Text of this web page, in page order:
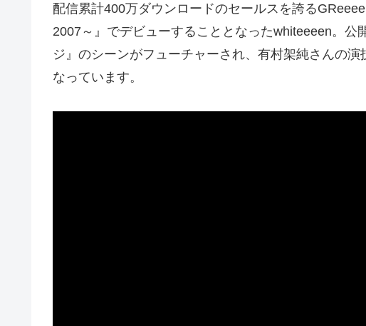
配信累計400万ダウンロードのセールスを誇る
2007～』でデビューすることとなったwhiteeeen。公
ジ』のシーンがフューチャーされ、有村架純さんの
なっています。